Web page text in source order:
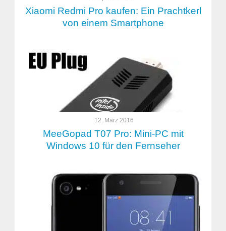
Xiaomi Redmi Pro kaufen: Ein Prachtkerl
von einem Smartphone
12. März 2016
MeeGopad T07 Pro: Mini-PC mit
Windows 10 für den Fernseher